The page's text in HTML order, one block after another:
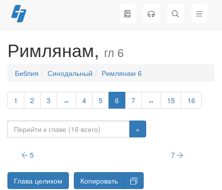
Перейти
к
Римлянам, гл 6
Библия Синодальный Римлянам 6
1 2 3 ↔ 4 5 6 7 ↔ 15 16
»
5 7
Глава целиком Копировать